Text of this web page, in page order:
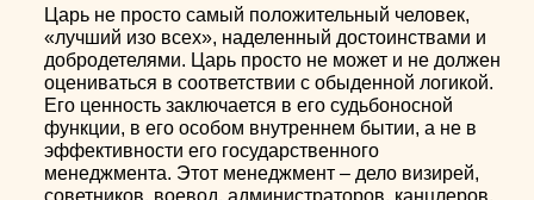
Царь не просто самый положительный человек,
«лучший изо всех», наделенный достоинствами и
добродетелями. Царь просто не может и не должен
оцениваться в соответствии с обыденной логикой.
Его ценность заключается в его судьбоносной
функции, в его особом внутреннем бытии, а не в
эффективности его государственного
менеджмента. Этот менеджмент – дело визирей,
советников, воевод, администраторов, канцлеров,